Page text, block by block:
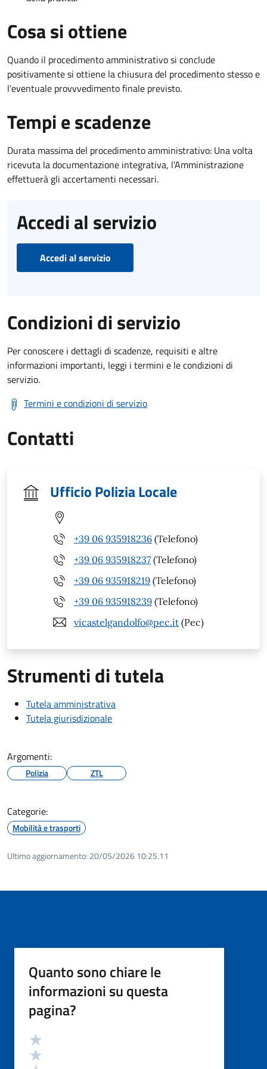
Cosa si ottiene
Quando il procedimento amministrativo si conclude
positivamente si ottiene la chiusura del procedimento stesso e
l'eventuale provvvedimento finale previsto.
Tempi e scadenze
Durata massima del procedimento amministrativo: Una volta
ricevuta la documentazione integrativa, l'Amministrazione
effettuerà gli accertamenti necessari.
Accedi al servizio
Accedi al servizio
Condizioni di servizio
Per conoscere i dettagli di scadenze, requisiti e altre
informazioni importanti, leggi i termini e le condizioni di
servizio.
Termini e condizioni di servizio
Contatti
Ufficio Polizia Locale
+39 06 935918236 (Telefono)
+39 06 935918237 (Telefono)
+39 06 935918219 (Telefono)
+39 06 935918239 (Telefono)
vicastelgandolfo@pec.it (Pec)
Strumenti di tutela
Tutela amministrativa
Tutela giurisdizionale
Argomenti:
Polizia ZTL
Categorie:
Mobilità e trasporti
Ultimo aggiornamento: 20/05/2026 10:25.11
Quanto sono chiare le
informazioni su questa
pagina?
Valutazione